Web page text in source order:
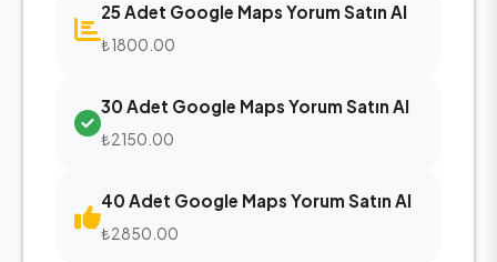
25 Adet Google Maps Yorum Satın Al
₺1800.00
30 Adet Google Maps Yorum Satın Al
₺2150.00
40 Adet Google Maps Yorum Satın Al
₺2850.00